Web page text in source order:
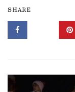
a
SHARE